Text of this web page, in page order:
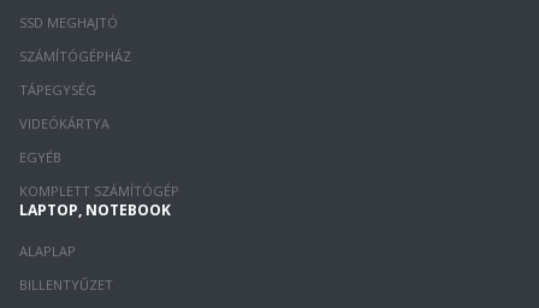
SSD MEGHAJTÓ
SZÁMÍTÓGÉPHÁZ
TÁPEGYSÉG
VIDEÓKÁRTYA
EGYÉB
KOMPLETT SZÁMÍTÓGÉP
LAPTOP, NOTEBOOK
ALAPLAP
BILLENTYŰZET